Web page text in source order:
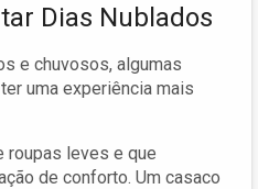
Dias Nublados
e chuvosos, algumas
uma experiência mais
roupas leves e que
de conforto. Um casaco